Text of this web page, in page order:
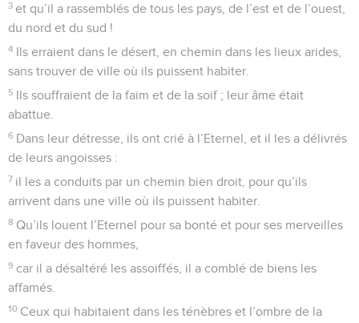
3 et qu’il a rassemblés de tous les pays, de l’est et de l’ouest,
du nord et du sud !
4 Ils erraient dans le désert, en chemin dans les lieux arides,
sans trouver de ville où ils puissent habiter.
5 Ils souffraient de la faim et de la soif ; leur âme était
abattue.
6 Dans leur détresse, ils ont crié à l’Eternel, et il les a délivrés
de leurs angoisses :
7 il les a conduits par un chemin bien droit, pour qu’ils
arrivent dans une ville où ils puissent habiter.
8 Qu’ils louent l’Eternel pour sa bonté et pour ses merveilles
en faveur des hommes,
9 car il a désaltéré les assoiffés, il a comblé de biens les
affamés.
10 Ceux qui habitaient dans les ténèbres et l’ombre de la